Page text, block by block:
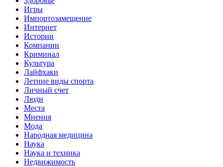
Игры
Импортозамещение
Интернет
Истории
Компании
Криминал
Культура
Лайфхаки
Летние виды спорта
Личный счет
Люди
Места
Мнения
Мода
Народная медицина
Наука
Наука и техника
Недвижимость